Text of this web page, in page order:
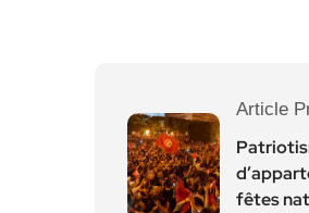
Article
fêtes